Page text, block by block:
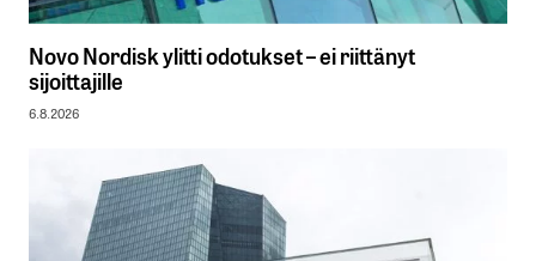
Novo Nordisk ylitti odotukset – ei riittänyt
sijoittajille
6.8.2026